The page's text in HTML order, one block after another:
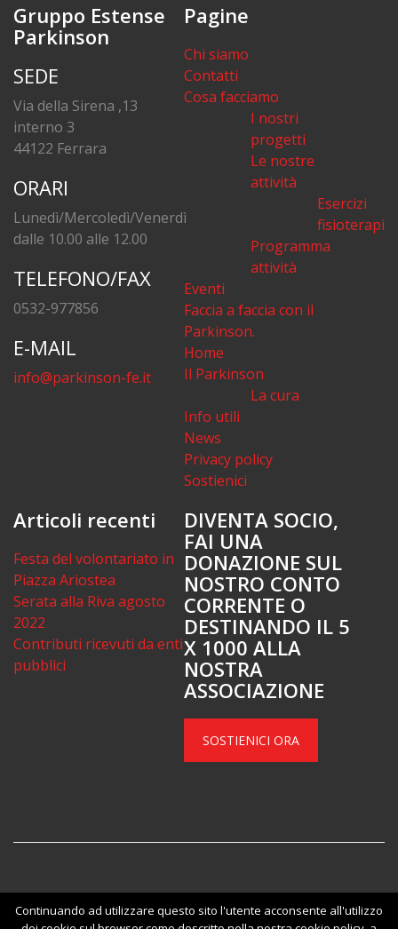
Gruppo Estense
Parkinson
SEDE
Via della Sirena ,13
interno 3
44122 Ferrara
ORARI
Lunedì/Mercoledì/Venerdì
dalle 10.00 alle 12.00
TELEFONO/FAX
0532-977856
E-MAIL
info@parkinson-fe.it
Pagine
Chi siamo
Contatti
Cosa facciamo
I nostri
progetti
Le nostre
attività
Esercizi
fisioterapia
Programma
attività
Eventi
Faccia a faccia con il
Parkinson.
Home
Il Parkinson
La cura
Info utili
News
Privacy policy
Sostienici
Articoli recenti
Festa del volontariato in
Piazza Ariostea
Serata alla Riva agosto
2022
Contributi ricevuti da enti
pubblici
DIVENTA SOCIO,
FAI UNA
DONAZIONE SUL
NOSTRO CONTO
CORRENTE O
DESTINANDO IL 5
X 1000 ALLA
NOSTRA
ASSOCIAZIONE
SOSTIENICI ORA
Copyright 2018 - Gruppo Estense parkinson. Tutti i diritti riservati
Privacy policyIllustrazioni diVecteezy
Continuando ad utilizzare questo sito l'utente acconsente all'utilizzo